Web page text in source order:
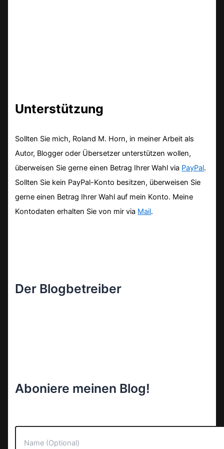
Unterstützung
Sollten Sie mich, Roland M. Horn, in meiner Arbeit als
Autor, Blogger oder Übersetzer unterstützen wollen,
überweisen Sie gerne einen Betrag Ihrer Wahl via PayPal.
Sollten Sie kein PayPal-Konto besitzen, überweisen Sie
gerne einen Betrag Ihrer Wahl auf mein Konto. Meine
Kontodaten erhalten Sie von mir via Mail.
Der Blogbetreiber
Aboniere meinen Blog!